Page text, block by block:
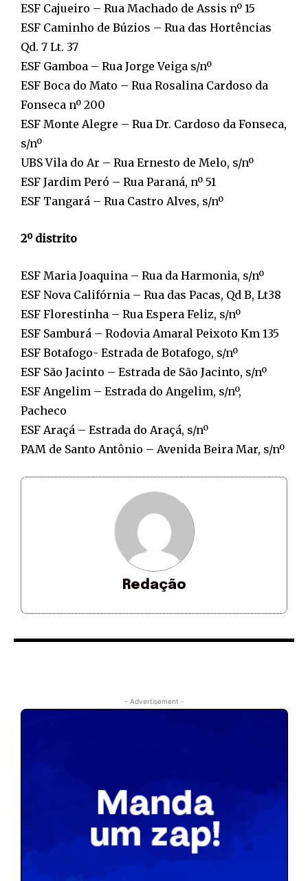
ESF Cajueiro – Rua Machado de Assis nº 15
ESF Caminho de Búzios – Rua das Hortências
Qd. 7 Lt. 37
ESF Gamboa – Rua Jorge Veiga s/nº
ESF Boca do Mato – Rua Rosalina Cardoso da
Fonseca nº 200
ESF Monte Alegre – Rua Dr. Cardoso da Fonseca,
s/nº
UBS Vila do Ar – Rua Ernesto de Melo, s/nº
ESF Jardim Peró – Rua Paraná, nº 51
ESF Tangará – Rua Castro Alves, s/nº
2º distrito
ESF Maria Joaquina – Rua da Harmonia, s/nº
ESF Nova Califórnia – Rua das Pacas, Qd B, Lt38
ESF Florestinha – Rua Espera Feliz, s/nº
ESF Samburá – Rodovia Amaral Peixoto Km 135
ESF Botafogo- Estrada de Botafogo, s/nº
ESF São Jacinto – Estrada de São Jacinto, s/nº
ESF Angelim – Estrada do Angelim, s/nº,
Pacheco
ESF Araçá – Estrada do Araçá, s/nº
PAM de Santo Antônio – Avenida Beira Mar, s/nº
Redação
- Advertisement -